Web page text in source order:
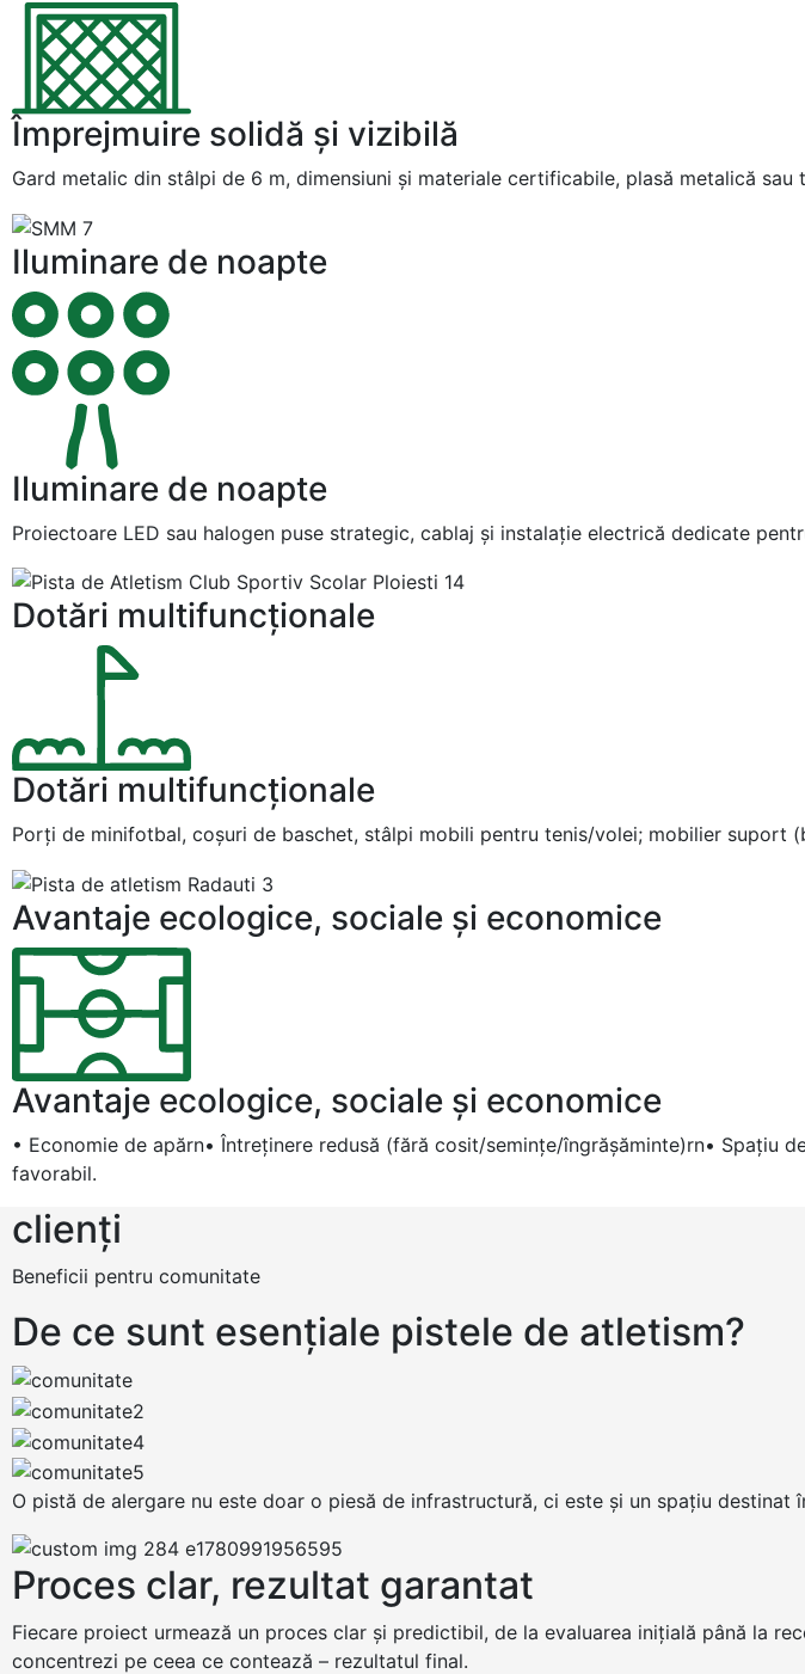
Împrejmuire solidă şi vizibilă
Gard metalic din stâlpi de 6 m, dimensiuni şi materiale certificabile, plasă metalică
Iluminare de noapte
Iluminare de noapte
Proiectoare LED sau halogen puse strategic, cablaj şi instalaţie electrică dedicate
Dotări multifuncţionale
Dotări multifuncţionale
Porţi de minifotbal, coşuri de baschet, stâlpi mobili pentru tenis/volei; mobilier suport
Avantaje ecologice, sociale şi economice
Avantaje ecologice, sociale şi economice
• Economie de apărn• Întreţinere redusă (fără cosit/seminţe/îngrăşăminte)rn•
favorabil.
clienți
Beneficii pentru comunitate
De ce sunt esențiale pistele de atletism?
O pistă de alergare nu este doar o piesă de infrastructură, ci este și un spațiu
Proces clar, rezultat garantat
Fiecare proiect urmează un proces clar și predictibil, de la evaluarea inițială până la
concentrezi pe ceea ce contează – rezultatul final.